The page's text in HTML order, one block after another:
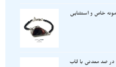
خاص و استثنایی
در صد معدنی با قاب